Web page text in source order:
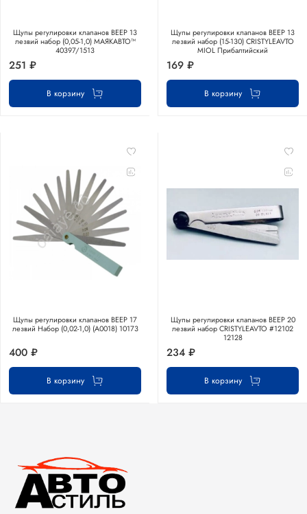
Щупы регулировки клапанов ВЕЕР 13
лезвий набор (0,05-1,0) МАЯКАВТО™
40397/1513
251 ₽
В корзину
Щупы регулировки клапанов ВЕЕР 13
лезвий набор (15-130) CRISTYLEAVTO
MIOL Прибалтийский
169 ₽
В корзину
Щупы регулировки клапанов ВЕЕР 17
лезвий Набор (0,02-1,0) (А0018) 10173
400 ₽
В корзину
Щупы регулировки клапанов ВЕЕР 20
лезвий набор CRISTYLEAVTO #12102
12128
234 ₽
В корзину